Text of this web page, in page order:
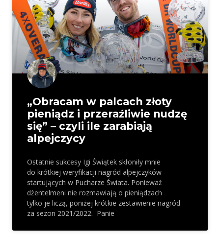
„Obracam w palcach złoty
pieniądz i przeraźliwie nudzę
się” – czyli ile zarabiają
alpejczycy
Ostatnie sukcesy Igi Świątek skłoniły mnie
do krótkiej weryfikacji nagród alpejczyków
startujących w Pucharze Świata. Ponieważ
dżentelmeni nie rozmawiają o pieniądzach
tylko je liczą, poniżej krótkie zestawienie nagród
za sezon 2021/2022. Panie